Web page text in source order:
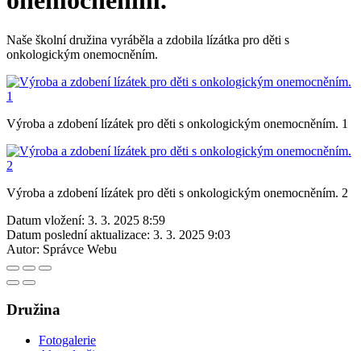
Naše školní družina vyráběla a zdobila lízátka pro děti s
onkologickým onemocněním.
Výroba a zdobení lízátek pro děti s onkologickým onemocněním. 1
Výroba a zdobení lízátek pro děti s onkologickým onemocněním. 2
Datum vložení: 3. 3. 2025 8:59
Datum poslední aktualizace: 3. 3. 2025 9:03
Autor: Správce Webu
Družina
Fotogalerie